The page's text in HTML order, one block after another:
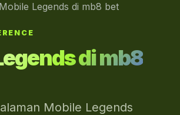
Mobile Legends di mb8 bet
di mb8
Mobile Legends